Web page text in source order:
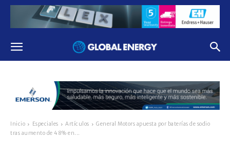
Inicio Especiales Artículos
General Motors apuesta por baterías de sodio
tras aumento de 48% en...